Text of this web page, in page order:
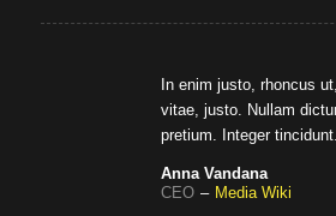
In enim justo, rhoncus
vitae, justo. Nullam
pretium. Integer tincidunt.
Anna Vandana
CEO – Media Wiki